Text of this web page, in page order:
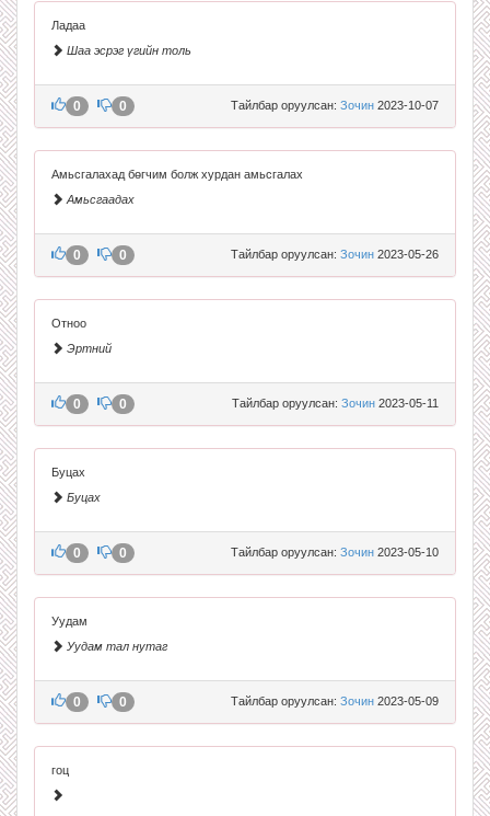
Ладаа
Шаа эсрэг үгийн толь
Тайлбар оруулсан: Зочин 2023-10-07
0 0
Амьсгалахад бөгчим болж хурдан амьсгалах
Амьсгаадах
Тайлбар оруулсан: Зочин 2023-05-26
0 0
Отноо
Эртний
Тайлбар оруулсан: Зочин 2023-05-11
0 0
Буцах
Буцах
Тайлбар оруулсан: Зочин 2023-05-10
0 0
Уудам
Уудам тал нутаг
Тайлбар оруулсан: Зочин 2023-05-09
0 0
гоц